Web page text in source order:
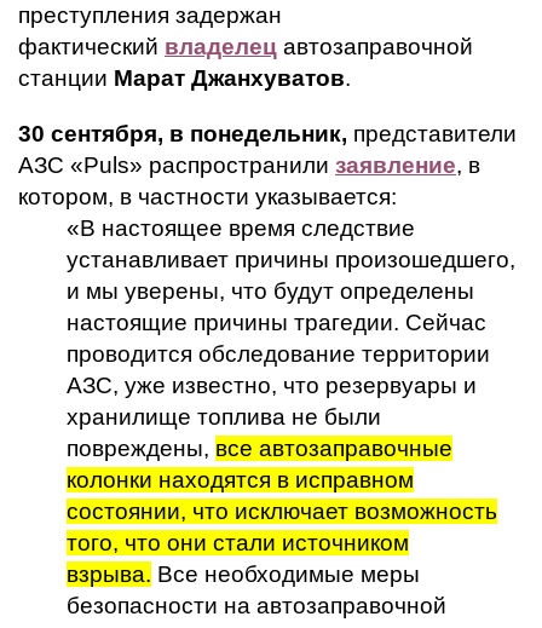
преступления задержан
фактический владелец автозаправочной
станции Марат Джанхуватов.
30 сентября, в понедельник, представители
АЗС «Puls» распространили заявление, в
котором, в частности указывается:
«В настоящее время следствие
устанавливает причины произошедшего,
и мы уверены, что будут определены
настоящие причины трагедии. Сейчас
проводится обследование территории
АЗС, уже известно, что резервуары и
хранилище топлива не были
повреждены, все автозаправочные
колонки находятся в исправном
состоянии, что исключает возможность
того, что они стали источником
взрыва. Все необходимые меры
безопасности на автозаправочной